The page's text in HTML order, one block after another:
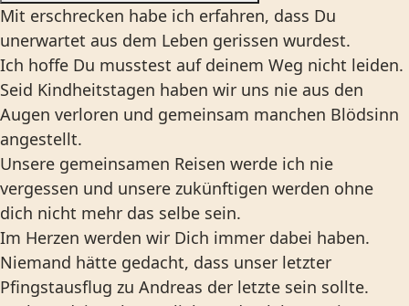
Mit erschrecken habe ich erfahren, dass Du
unerwartet aus dem Leben gerissen wurdest.
Ich hoffe Du musstest auf deinem Weg nicht leiden.
Seid Kindheitstagen haben wir uns nie aus den
Augen verloren und gemeinsam manchen Blödsinn
angestellt.
Unsere gemeinsamen Reisen werde ich nie
vergessen und unsere zukünftigen werden ohne
dich nicht mehr das selbe sein.
Im Herzen werden wir Dich immer dabei haben.
Niemand hätte gedacht, dass unser letzter
Pfingstausflug zu Andreas der letzte sein sollte.